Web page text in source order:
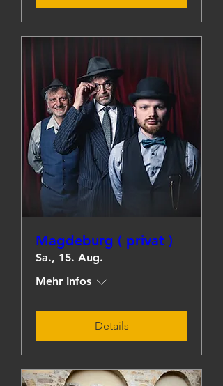
Magdeburg ( privat )
Sa., 15. Aug.
Mehr Infos
Details